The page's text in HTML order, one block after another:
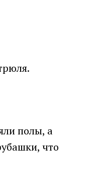
полы, а
что